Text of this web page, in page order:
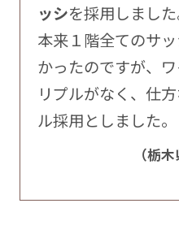
ッシを採用しました
本来１階全てのサ
かったのですが、
リプルがなく、仕
ル採用としました。
（栃